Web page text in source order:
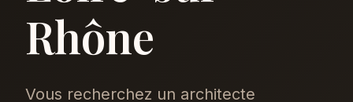
Rhône
Vous recherchez un architecte